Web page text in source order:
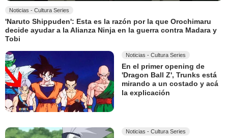
Noticias - Cultura Series
'Naruto Shippuden': Esta es la razón por la que Orochimaru
decide ayudar a la Alianza Ninja en la guerra contra Madara y
Tobi
Noticias - Cultura Series
En el primer opening de
'Dragon Ball Z', Trunks está
mirando a un costado y acá
la explicación
Noticias - Cultura Series